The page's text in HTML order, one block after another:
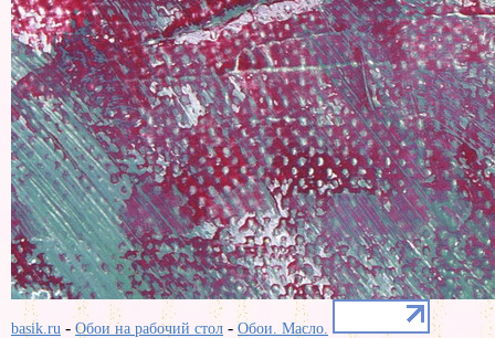
basik.ru - Обои на рабочий стол - Обои. Масло.